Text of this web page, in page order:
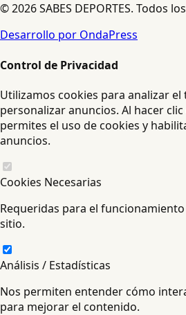
© 2026 SABES DEPORTES. Todos
Desarrollo por OndaPress
Control de Privacidad
Utilizamos cookies para analizar
personalizar anuncios. Al hacer
permites el uso de cookies y
anuncios.
Cookies Necesarias
Requeridas para el
sitio.
Análisis / Estadísticas
Nos permiten entender cómo
para mejorar el contenido.